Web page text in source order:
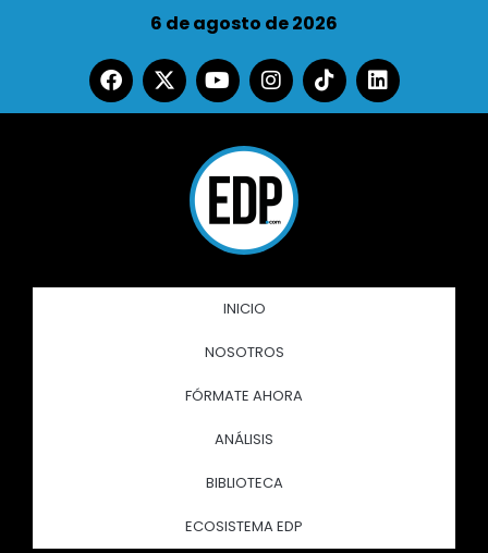
6 de agosto de 2026
INICIO
NOSOTROS
FÓRMATE AHORA
ANÁLISIS
BIBLIOTECA
ECOSISTEMA EDP